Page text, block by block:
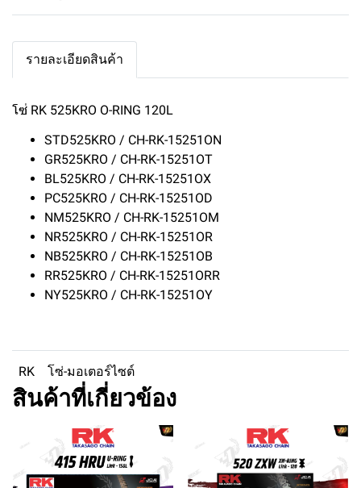
รายละเอียดสินค้า
โซ่ RK 525KRO O-RING 120L
STD525KRO / CH-RK-15251ON
GR525KRO / CH-RK-15251OT
BL525KRO / CH-RK-15251OX
PC525KRO / CH-RK-15251OD
NM525KRO / CH-RK-15251OM
NR525KRO / CH-RK-15251OR
NB525KRO / CH-RK-15251OB
RR525KRO / CH-RK-15251ORR
NY525KRO / CH-RK-15251OY
RK โซ่-มอเตอร์ไซต์
สินค้าที่เกี่ยวข้อง